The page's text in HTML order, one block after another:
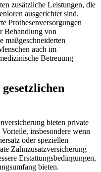
zusätzliche Leistungen, die
ausgerichtet sind.
Prothesenversorgungen
Behandlung von
maßgeschneiderten
auch im
Betreuung
bieten private
insbesondere wenn
oder speziellen
Zahnzusatzversicherung
Erstattungsbedingungen,
bieten.